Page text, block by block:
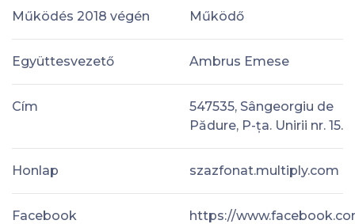
Működés 2018 végén Működő
Együttesvezető Ambrus Emese
Cím
547535, Sângeorgiu de
Pădure, P-ța. Unirii nr. 15.
Honlap szazfonat.multiply.com
Facebook https://